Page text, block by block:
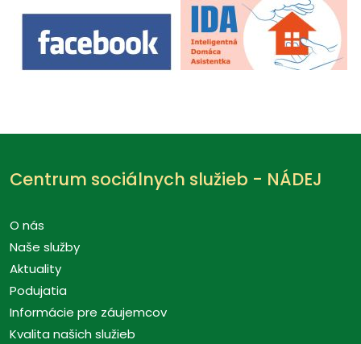
Centrum sociálnych služieb - NÁDEJ
O nás
Naše služby
Aktuality
Podujatia
Informácie pre záujemcov
Kvalita našich služieb